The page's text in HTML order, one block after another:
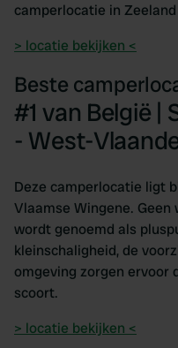
camperlocatie in Zeeland
> locatie bekijken <
Beste
#1 van België |
- West-
Deze camperlocatie ligt
Vlaamse Wingene.
wordt genoemd als
kleinschaligheid, de
omgeving zorgen ervoor
scoort.
> locatie bekijken <